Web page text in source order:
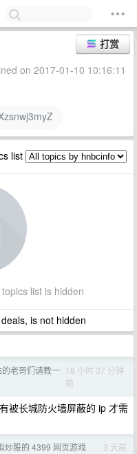
打赏
on 2017-01-10 10:16:11
list
list is hidden
is not hidden
老哥们请教一 18 小时 37 分钟
前
被长城防火墙屏蔽的 ip 才需
炒股的 4399 网页游戏 3 天前